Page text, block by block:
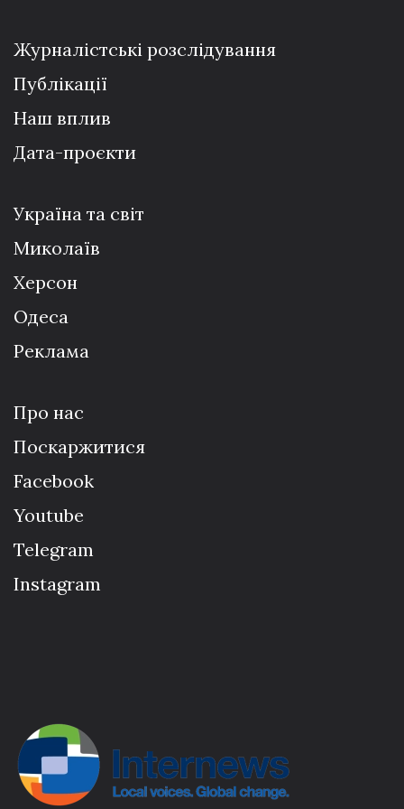
Журналістські розслідування
Публікації
Наш вплив
Дата-проєкти
Україна та світ
Миколаїв
Херсон
Одеса
Реклама
Про нас
Поскаржитися
Facebook
Youtube
Telegram
Instagram